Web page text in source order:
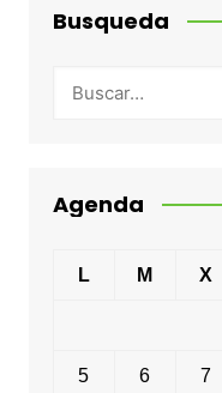
Busqueda
Agenda
L M X
5 6 7